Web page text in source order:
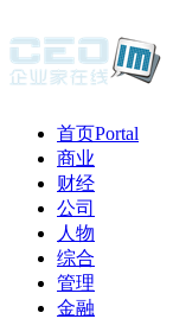
首页Portal
商业
财经
公司
人物
综合
管理
金融